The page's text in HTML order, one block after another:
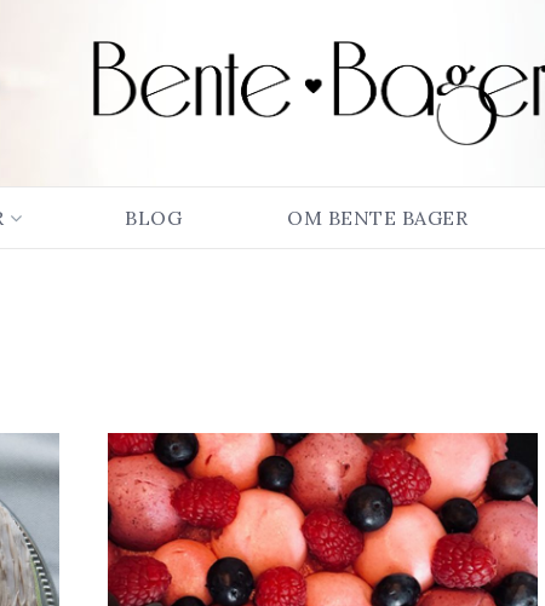
BLOG OM BENTE BAGER